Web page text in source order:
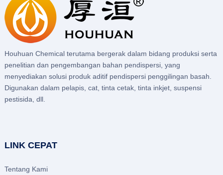
Houhuan Chemical terutama bergerak dalam bidang produksi serta
penelitian dan pengembangan bahan pendispersi, yang
menyediakan solusi produk aditif pendispersi penggilingan basah.
Digunakan dalam pelapis, cat, tinta cetak, tinta inkjet, suspensi
pestisida, dll.
LINK CEPAT
Tentang Kami